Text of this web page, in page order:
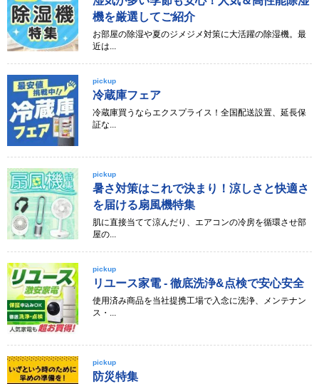
機を厳選してご紹介
お部屋の除湿や夏のジメジメ対策に大活躍の除湿機。最
近は...
pickup
冷蔵庫フェア
冷蔵庫買うならエクスプライス！全国配送設置、延長保
証な...
pickup
暑さ対策はこれで決まり！涼しさと快適さ
を届ける扇風機特集
肌に直接当てて涼んだり、エアコンの冷房を循環させ部
屋の...
pickup
リユース家電 - 徹底洗浄&点検で安心安全
使用済み商品を当社提携工場で入念に洗浄、メンテナン
ス・...
pickup
防災特集